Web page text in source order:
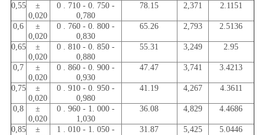
0,55
±
0,020
0 . 710 - 0. 750 -
0,780
78.15 2,371 2.1151
0,6
±
0,020
0 . 760 - 0. 800 -
0,830
65.26 2,793 2.5136
0,65
±
0,020
0 . 810 - 0. 850 -
0,880
55.31 3,249 2.95
0,7
±
0,020
0 . 860 - 0. 900 -
0,930
47.47 3,741 3.4213
0,75
±
0,020
0 . 910 - 0. 950 -
0,980
41.19 4,267 4.3611
0,8
±
0,020
0 . 960 - 1. 000 -
1,030
36.08 4,829 4.4686
0,85
±
1 . 010 - 1. 050 -
31.87 5,425 5.0446